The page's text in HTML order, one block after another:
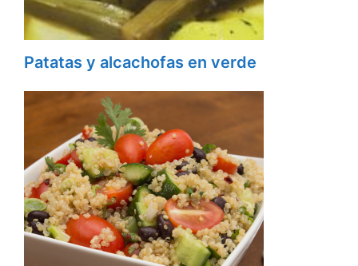
Patatas y alcachofas en verde